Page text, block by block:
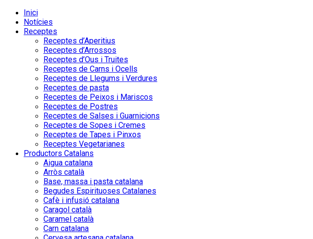
Inici
Notícies
Receptes
Receptes d’Aperitius
Receptes d’Arrossos
Receptes d’Ous i Truites
Receptes de Carns i Ocells
Receptes de Llegums i Verdures
Receptes de pasta
Receptes de Peixos i Mariscos
Receptes de Postres
Receptes de Salses i Guarnicions
Receptes de Sopes i Cremes
Receptes de Tapes i Pinxos
Receptes Vegetarianes
Productors Catalans
Aigua catalana
Arròs català
Base, massa i pasta catalana
Begudes Espirituoses Catalanes
Cafè i infusió catalana
Caragol català
Caramel català
Carn catalana